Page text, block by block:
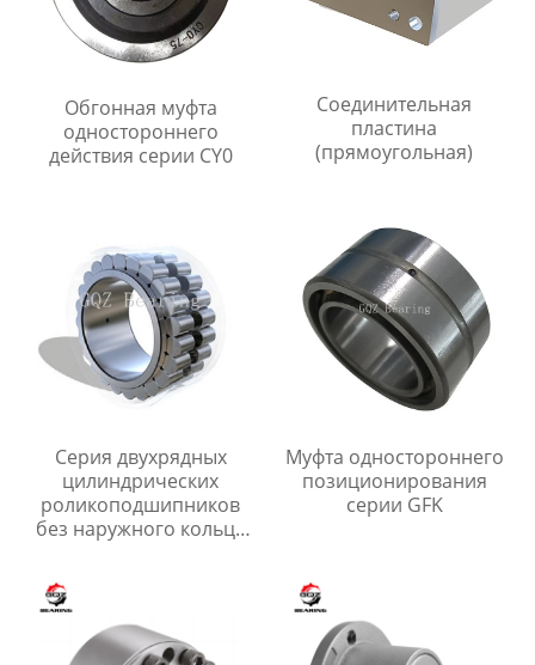
Обгонная муфта
одностороннего
действия серии CY0
Соединительная
пластина
(прямоугольная)
Серия двухрядных
цилиндрических
роликоподшипников
без наружного кольца
Муфта одностороннего
позиционирования
серии GFK